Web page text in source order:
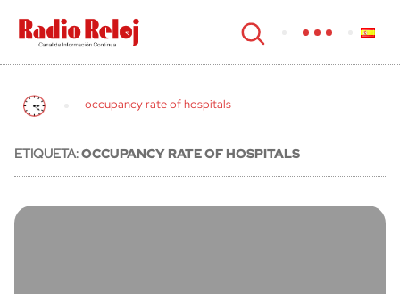
cerrar
occupancy rate of hospitals
ETIQUETA:OCCUPANCY RATE OF HOSPITALS